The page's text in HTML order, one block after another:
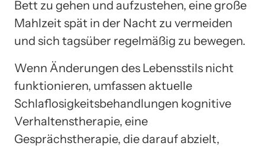
Bett zu gehen und aufzustehen, eine große
Mahlzeit spät in der Nacht zu vermeiden
und sich tagsüber regelmäßig zu bewegen.
Wenn Änderungen des Lebensstils nicht
funktionieren, umfassen aktuelle
Schlaflosigkeitsbehandlungen kognitive
Verhaltenstherapie, eine
Gesprächstherapie, die darauf abzielt,